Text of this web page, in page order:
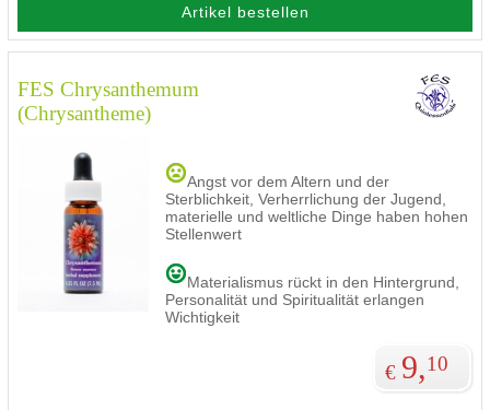
Artikel bestellen
FES Chrysanthemum
(Chrysantheme)
Angst vor dem Altern und der
Sterblichkeit, Verherrlichung der Jugend,
materielle und weltliche Dinge haben hohen
Stellenwert
Materialismus rückt in den Hintergrund,
Personalität und Spiritualität erlangen
Wichtigkeit
€ 9,10